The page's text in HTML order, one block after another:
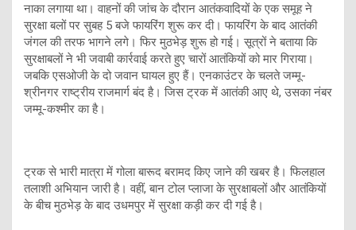
नाका लगाया था। वाहनों की जांच के दौरान आतंकवादियों के एक समूह ने
सुरक्षा बलों पर सुबह 5 बजे फायरिंग शुरू कर दी। फायरिंग के बाद आतंकी
जंगल की तरफ भागने लगे। फिर मुठभेड़ शुरू हो गई। सूत्रों ने बताया कि
सुरक्षाबलों ने भी जवाबी कार्रवाई करते हुए चारों आतंकियों को मार गिराया।
जबकि एसओजी के दो जवान घायल हुए हैं। एनकाउंटर के चलते जम्मू-
श्रीनगर राष्ट्रीय राजमार्ग बंद है। जिस ट्रक में आतंकी आए थे, उसका नंबर
जम्मू-कश्मीर का है।
ट्रक से भारी मात्रा में गोला बारूद बरामद किए जाने की खबर है। फिलहाल
तलाशी अभियान जारी है। वहीं, बान टोल प्लाजा के सुरक्षाबलों और आतंकियों
के बीच मुठभेड़ के बाद उधमपुर में सुरक्षा कड़ी कर दी गई है।